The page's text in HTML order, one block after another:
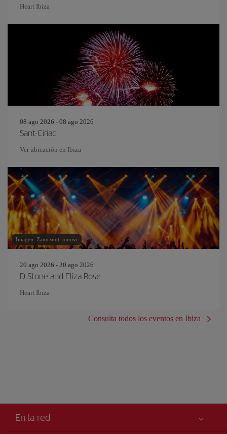
Heart Ibiza
08 ago 2026 - 08 ago 2026
Sant-Ciriac
Ver ubicación en Ibiza
Imagen: Zamrznuti tonovi
20 ago 2026 - 20 ago 2026
D Stone and Eliza Rose
Heart Ibiza
Consulta todos los eventos en Ibiza
En la red